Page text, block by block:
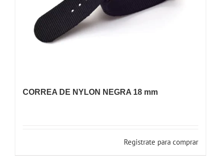
CORREA DE NYLON NEGRA 18 mm
Registrate para comprar